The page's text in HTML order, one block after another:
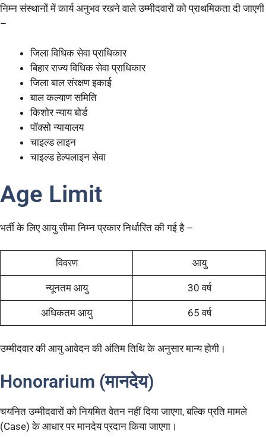
निम्न संस्थानों में कार्य अनुभव रखने वाले उम्मीदवारों को प्राथमिकता दी जाएगी
–
जिला विधिक सेवा प्राधिकार
बिहार राज्य विधिक सेवा प्राधिकार
जिला बाल संरक्षण इकाई
बाल कल्याण समिति
किशोर न्याय बोर्ड
पॉक्सो न्यायालय
चाइल्ड लाइन
चाइल्ड हेल्पलाइन सेवा
Age Limit
भर्ती के लिए आयु सीमा निम्न प्रकार निर्धारित की गई है –
विवरण आयु
न्यूनतम आयु 30 वर्ष
अधिकतम आयु 65 वर्ष
उम्मीदवार की आयु आवेदन की अंतिम तिथि के अनुसार मान्य होगी।
Honorarium (मानदेय)
चयनित उम्मीदवारों को नियमित वेतन नहीं दिया जाएगा, बल्कि प्रति मामले
(Case) के आधार पर मानदेय प्रदान किया जाएगा।